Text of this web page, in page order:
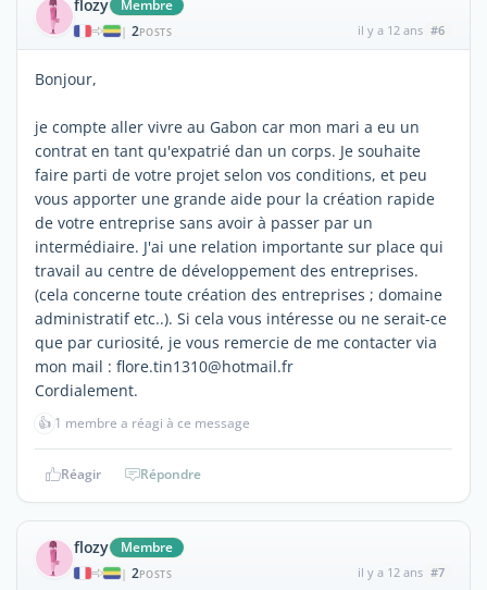
flozy Membre
| 2POSTS il y a 12 ans #6
Bonjour,
je compte aller vivre au Gabon car mon mari a eu un
contrat en tant qu'expatrié dan un corps. Je souhaite
faire parti de votre projet selon vos conditions, et peu
vous apporter une grande aide pour la création rapide
de votre entreprise sans avoir à passer par un
intermédiaire. J'ai une relation importante sur place qui
travail au centre de développement des entreprises.
(cela concerne toute création des entreprises ; domaine
administratif etc..). Si cela vous intéresse ou ne serait-ce
que par curiosité, je vous remercie de me contacter via
mon mail : flore.tin1310@hotmail.fr
Cordialement.
👍 1 membre a réagi à ce message
Réagir Répondre
flozy Membre
| 2POSTS il y a 12 ans #7